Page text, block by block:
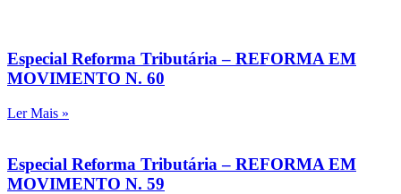
Especial Reforma Tributária – REFORMA EM
MOVIMENTO N. 60
Ler Mais »
Especial Reforma Tributária – REFORMA EM
MOVIMENTO N. 59